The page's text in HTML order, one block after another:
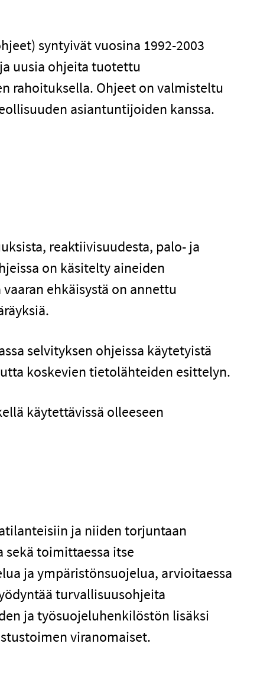
syntyivät vuosina 1992-2003
uusia ohjeita tuotettu
rahoituksella. Ohjeet on valmisteltu
asiantuntijoiden kanssa.
reaktiivisuudesta, palo- ja
on käsitelty aineiden
ehkäisystä on annettu
selvityksen ohjeissa käytetyistä
koskevien tietolähteiden esittelyn.
käytettävissä olleeseen
ja niiden torjuntaan
toimittaessa itse
ja ympäristönsuojelua, arvioitaessa
turvallisuusohjeita
ja työsuojeluhenkilöstön lisäksi
viranomaiset.